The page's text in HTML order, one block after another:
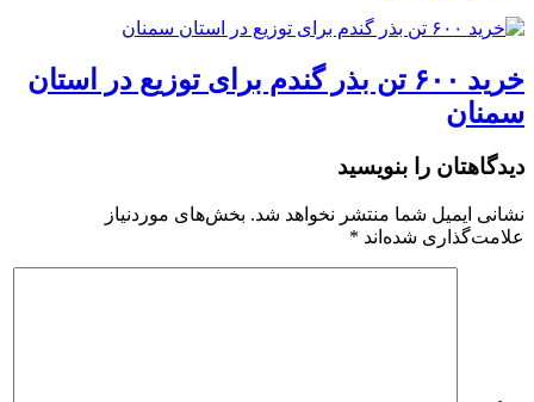
خرید ۶۰۰ تن بذر گندم برای توزیع در استان
سمنان
دیدگاهتان را بنویسید
نشانی ایمیل شما منتشر نخواهد شد. بخش‌های موردنیاز
علامت‌گذاری شده‌اند *